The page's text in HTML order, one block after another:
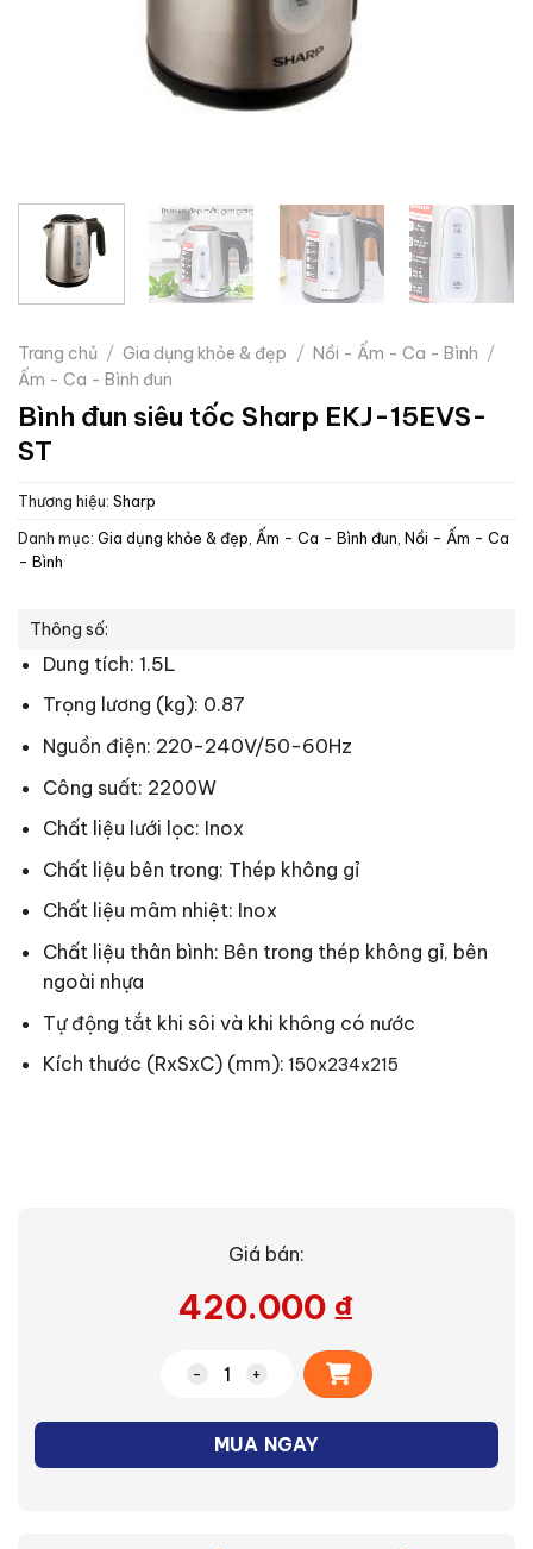
Trang chủ / Gia dụng khỏe & đẹp / Nồi - Ấm - Ca - Bình /
Ấm - Ca - Bình đun
Bình đun siêu tốc Sharp EKJ-15EVS-
ST
Thương hiệu: Sharp
Danh mục: Gia dụng khỏe & đẹp Ấm - Ca - Bình đun Nồi - Ấm - Ca
- Bình
Thông số:
Dung tích: 1.5L
Trọng lương (kg): 0.87
Nguồn điện: 220-240V/50-60Hz
Công suất: 2200W
Chất liệu lưới lọc: Inox
Chất liệu bên trong: Thép không gỉ
Chất liệu mâm nhiệt: Inox
Chất liệu thân bình: Bên trong thép không gỉ, bên
ngoài nhựa
Tự động tắt khi sôi và khi không có nước
Kích thước (RxSxC) (mm): 150x234x215
Giá bán:
420.000 ₫
Bình đun siêu tốc Sharp EKJ-15EVS-ST
MUA NGAY
Alternative: